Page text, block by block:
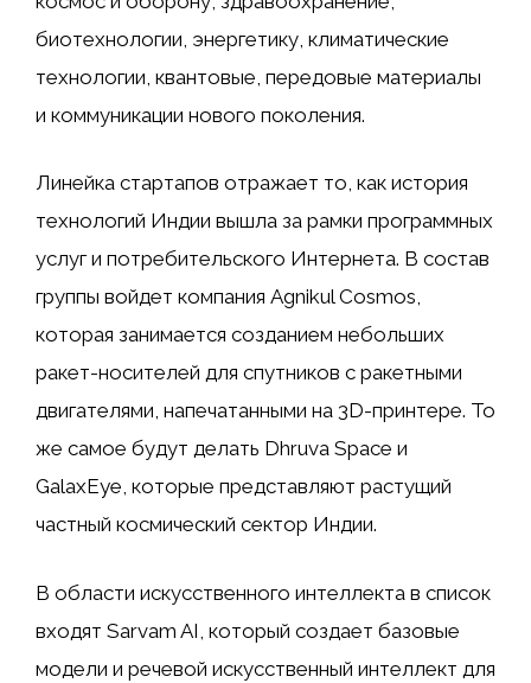
биотехнологии, энергетику, климатические
технологии, квантовые, передовые материалы
и коммуникации нового поколения.
Линейка стартапов отражает то, как история
технологий Индии вышла за рамки программных
услуг и потребительского Интернета. В состав
группы войдет компания Agnikul Cosmos,
которая занимается созданием небольших
ракет-носителей для спутников с ракетными
двигателями, напечатанными на 3D-принтере. То
же самое будут делать Dhruva Space и
GalaxEye, которые представляют растущий
частный космический сектор Индии.
В области искусственного интеллекта в список
входят Sarvam AI, который создает базовые
модели и речевой искусственный интеллект для